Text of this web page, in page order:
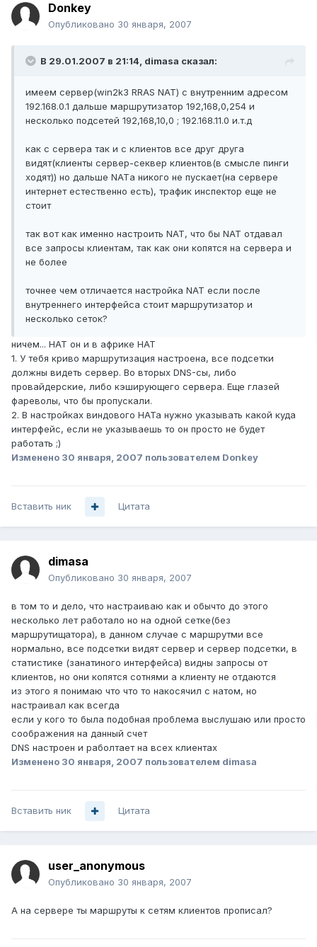
Donkey
Опубликовано 30 января, 2007
В 29.01.2007 в 21:14, dimasa сказал:
имеем сервер(win2k3 RRAS NAT) с внутренним адресом
192.168.0.1 дальше маршрутизатор 192,168,0,254 и
несколько подсетей 192,168,10,0 ; 192.168.11.0 и.т.д
как с сервера так и с клиентов все друг друга
видят(клиенты сервер-секвер клиентов(в смысле пинги
ходят)) но дальше NATа никого не пускает(на сервере
интернет естественно есть), трафик инспектор еще не
стоит
так вот как именно настроить NAT, что бы NAT отдавал
все запросы клиентам, так как они копятся на сервера и
не более
точнее чем отличается настройка NAT если после
внутреннего интерфейса стоит маршрутизатор и
несколько сеток?
ничем... НАТ он и в африке НАТ
1. У тебя криво маршрутизация настроена, все подсетки
должны видеть сервер. Во вторых DNS-сы, либо
провайдерские, либо кэширующего сервера. Еще глазей
фареволы, что бы пропускали.
2. В настройках виндового НАТа нужно указывать какой куда
интерфейс, если не указываешь то он просто не будет
работать ;)
Изменено 30 января, 2007 пользователем Donkey
Вставить ник Цитата
dimasa
Опубликовано 30 января, 2007
в том то и дело, что настраиваю как и обычто до этого
несколько лет работало но на одной сетке(без
маршрутищатора), в данном случае с маршрутми все
нормально, все подсетки видят сервер и сервер подсетки, в
статистике (занатиного интерфейса) видны запросы от
клиентов, но они копятся сотнями а клиенту не отдаются
из этого я понимаю что что то накосячил с натом, но
настраивал как всегда
если у кого то была подобная проблема выслушаю или просто
соображения на данный счет
DNS настроен и раболтает на всех клиентах
Изменено 30 января, 2007 пользователем dimasa
Вставить ник Цитата
user_anonymous
Опубликовано 30 января, 2007
А на сервере ты маршруты к сетям клиентов прописал?